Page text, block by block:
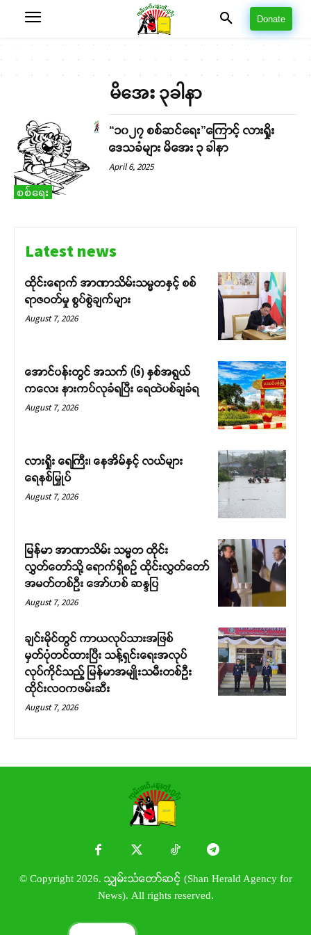
Donate
မိအေး ၃ခါနာ
စစ်ရေး
“၁၀၂၇ စစ်ဆင်ရေး”ကြောင့် လားရှိုး
ဒေသခံများ မိအေး ၃ ခါနာ
April 6, 2025
Latest news
ထိုင်းရောက် အာဏာသိမ်းသမ္မတနှင့် စစ်
ရာဇဝတ်မှု စွပ်စွဲချက်များ
August 7, 2026
အောင်ပန်းတွင် အသက် (၆) နှစ်အရွယ်
ကလေး နားကပ်လုခံရပြီး ရေထဲပစ်ချခံရ
August 7, 2026
လားရှိုး ရေကြီး၊ နေအိမ်နှင့် လယ်များ
ရေနစ်မြှုပ်
August 7, 2026
မြန်မာ အာဏာသိမ်း သမ္မတ ထိုင်း
လွှတ်တော်သို့ ရောက်ရှိစဉ် ထိုင်းလွှတ်တော်
အမတ်တစ်ဦး အော်ဟစ် ဆန္ဒပြ
August 7, 2026
ချင်းမိုင်တွင် ကာယလုပ်သားအဖြစ်
မှတ်ပုံတင်ထားပြီး သန့်ရှင်းရေးအလုပ်
လုပ်ကိုင်သည့် မြန်မာအမျိုးသမီးတစ်ဦး
ထိုင်းလဝကဖမ်းဆီး
August 7, 2026
© Copyright 2026. သျှမ်းသံတော်ဆင့် (Shan Herald Agency for
News). All rights reserved.